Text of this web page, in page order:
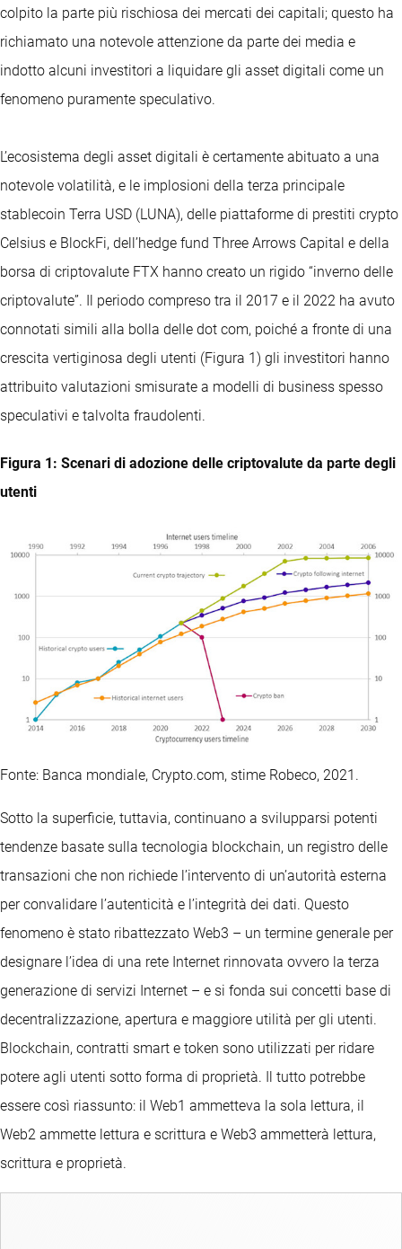
colpito la parte più rischiosa dei mercati dei capitali; questo ha
richiamato una notevole attenzione da parte dei media e
indotto alcuni investitori a liquidare gli asset digitali come un
fenomeno puramente speculativo.
L’ecosistema degli asset digitali è certamente abituato a una
notevole volatilità, e le implosioni della terza principale
stablecoin Terra USD (LUNA), delle piattaforme di prestiti crypto
Celsius e BlockFi, dell’hedge fund Three Arrows Capital e della
borsa di criptovalute FTX hanno creato un rigido “inverno delle
criptovalute”. Il periodo compreso tra il 2017 e il 2022 ha avuto
connotati simili alla bolla delle dot com, poiché a fronte di una
crescita vertiginosa degli utenti (Figura 1) gli investitori hanno
attribuito valutazioni smisurate a modelli di business spesso
speculativi e talvolta fraudolenti.
Figura 1: Scenari di adozione delle criptovalute da parte degli
utenti
Fonte: Banca mondiale, Crypto.com, stime Robeco, 2021.
Sotto la superficie, tuttavia, continuano a svilupparsi potenti
tendenze basate sulla tecnologia blockchain, un registro delle
transazioni che non richiede l’intervento di un’autorità esterna
per convalidare l’autenticità e l’integrità dei dati. Questo
fenomeno è stato ribattezzato Web3 – un termine generale per
designare l’idea di una rete Internet rinnovata ovvero la terza
generazione di servizi Internet – e si fonda sui concetti base di
decentralizzazione, apertura e maggiore utilità per gli utenti.
Blockchain, contratti smart e token sono utilizzati per ridare
potere agli utenti sotto forma di proprietà. Il tutto potrebbe
essere così riassunto: il Web1 ammetteva la sola lettura, il
Web2 ammette lettura e scrittura e Web3 ammetterà lettura,
scrittura e proprietà.